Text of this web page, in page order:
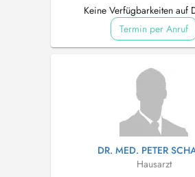
Keine Verfügbarkeiten auf
Termin per Anruf
DR. MED. PETER
Hausarzt